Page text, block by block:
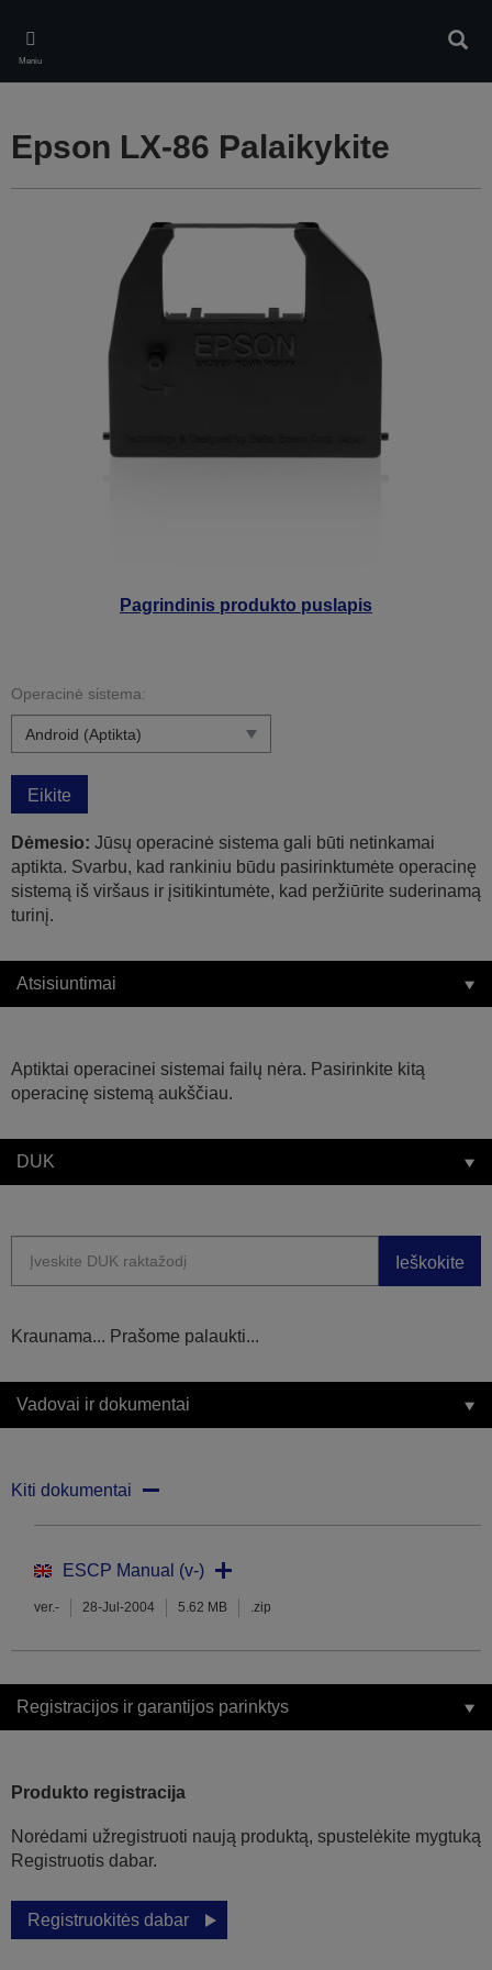
main
content
Meniu
Pagrindinis produkto puslapis
Epson LX-86 Palaikykite
Operacinė sistema:
Eikite
Dėmesio: Jūsų operacinė sistema gali būti netinkamai
aptikta. Svarbu, kad rankiniu būdu pasirinktumėte operacinę
sistemą iš viršaus ir įsitikintumėte, kad peržiūrite suderinamą
turinį.
Atsisiuntimai
Aptiktai operacinei sistemai failų nėra. Pasirinkite kitą
operacinę sistemą aukščiau.
DUK
Ieškokite
Kraunama... Prašome palaukti...
Vadovai ir dokumentai
Kiti dokumentai
ESCP Manual (v-)
ver.- 28-Jul-2004 5.62 MB .zip
Registracijos ir garantijos parinktys
Produkto registracija
Norėdami užregistruoti naują produktą, spustelėkite mygtuką
Registruotis dabar.
Registruokitės dabar